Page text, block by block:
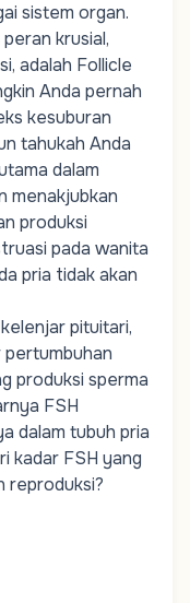
sistem organ.
krusial,
adalah Follicle
Anda pernah
kesuburan
tahukah Anda
dalam
menakjubkan
produksi
pada wanita
pria tidak akan
pituitari,
produksi sperma
FSH
dalam tubuh pria
kadar FSH yang
reproduksi?